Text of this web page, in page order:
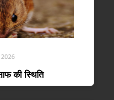
की स्थिति